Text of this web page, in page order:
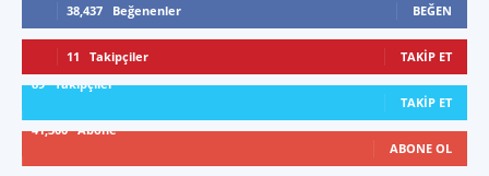
38,437 Beğenenler BEĞEN
11 Takipçiler
TAKIP ET
89 Takipçiler
TAKIP ET
41,300 Abone
ABONE OL